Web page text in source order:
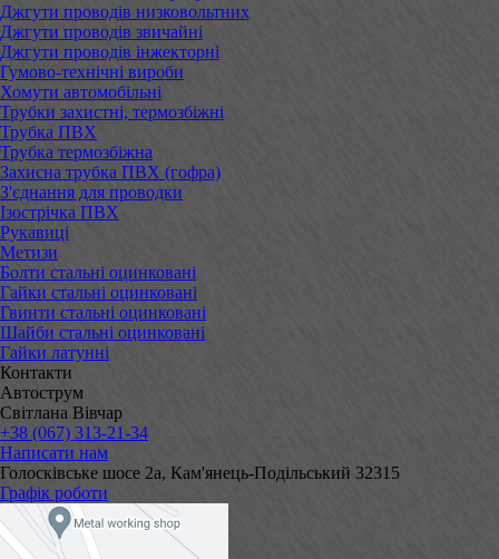
Джгути проводів низковольтних
Джгути проводів звичайні
Джгути проводів інжекторні
Гумово-технічні вироби
Хомути автомобільні
Трубки захистні, термозбіжні
Трубка ПВХ
Трубка термозбіжна
Захисна трубка ПВХ (гофра)
З'єднання для проводки
Ізострічка ПВХ
Рукавиці
Метизи
Болти стальні оцинковані
Гайки стальні оцинковані
Гвинти стальні оцинковані
Шайби стальні оцинковані
Гайки латунні
Контакти
Автострум
Світлана Вівчар
+38 (067) 313-21-34
Написати нам
Голосківське шосе 2а, Кам'янець-Подільський 32315
Графік роботи